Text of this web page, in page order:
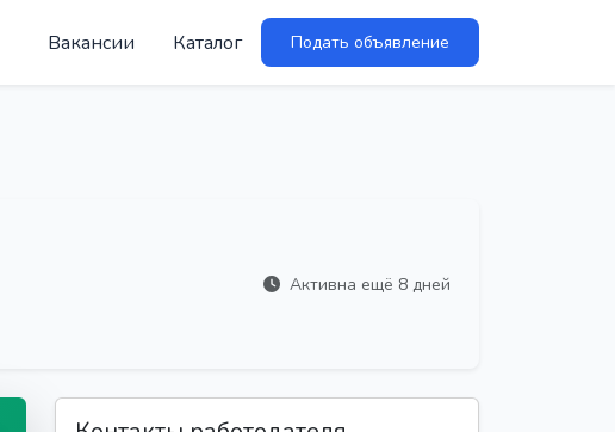
Вакансии Каталог Подать объявление
Активна ещё 8 дней